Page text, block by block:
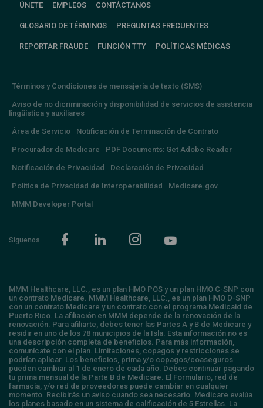
ÚNETE EMPLEOS CONTÁCTANOS
GLOSARIO DE TÉRMINOS PREGUNTAS FRECUENTES
REPORTAR FRAUDE FUNCIÓN TTY POLÍTICAS MÉDICAS
Términos y Condiciones de mensajería de texto (SMS)
Aviso de no dicriminación y disponibilidad de servicios de asistencia
lingüística y auxiliares
Área de Servicio Notificación de Terminación de Contrato
Procurador de Medicare PDF Documents: Get Adobe Reader
Notificación de Privacidad Declaración de Privacidad
Política de Privacidad de Interoperabilidad Medicare.gov
MMM Developer Portal
Síguenos
MMM Healthcare, LLC., es un plan HMO POS y un plan HMO C-SNP con
un contrato Medicare. MMM Healthcare, LLC., es un plan HMO D-SNP
con un contrato Medicare y un contrato con el programa Medicaid de
Puerto Rico. La afiliación en MMM depende de la renovación de la
renovación. Para afiliarte, debes tener las Partes A y B de Medicare y
residir en uno de los 78 municipios de la Isla. Esta información no es
una descripción completa de beneficios. Para más información,
comunícate con el plan. Limitaciones, copagos y restricciones se
podrían aplicar. Los beneficios, prima y/o copagos/coaseguros
pueden cambiar al 1 de enero de cada año. Debes continuar pagando
tu prima mensual de la Parte B de Medicare. El Formulario, red de
farmacia, y/o red de proveedores puede cambiar en cualquier
momento. Recibirás un aviso cuando sea necesario. Medicare evalúa
los planes basado en un sistema de calificación de 5 Estrellas. La